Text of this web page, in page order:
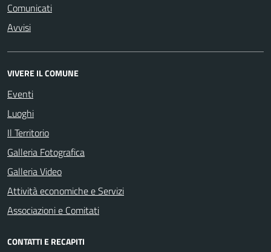
Comunicati
Avvisi
VIVERE IL COMUNE
Eventi
Luoghi
Il Territorio
Galleria Fotografica
Galleria Video
Attività economiche e Servizi
Associazioni e Comitati
CONTATTI E RECAPITI